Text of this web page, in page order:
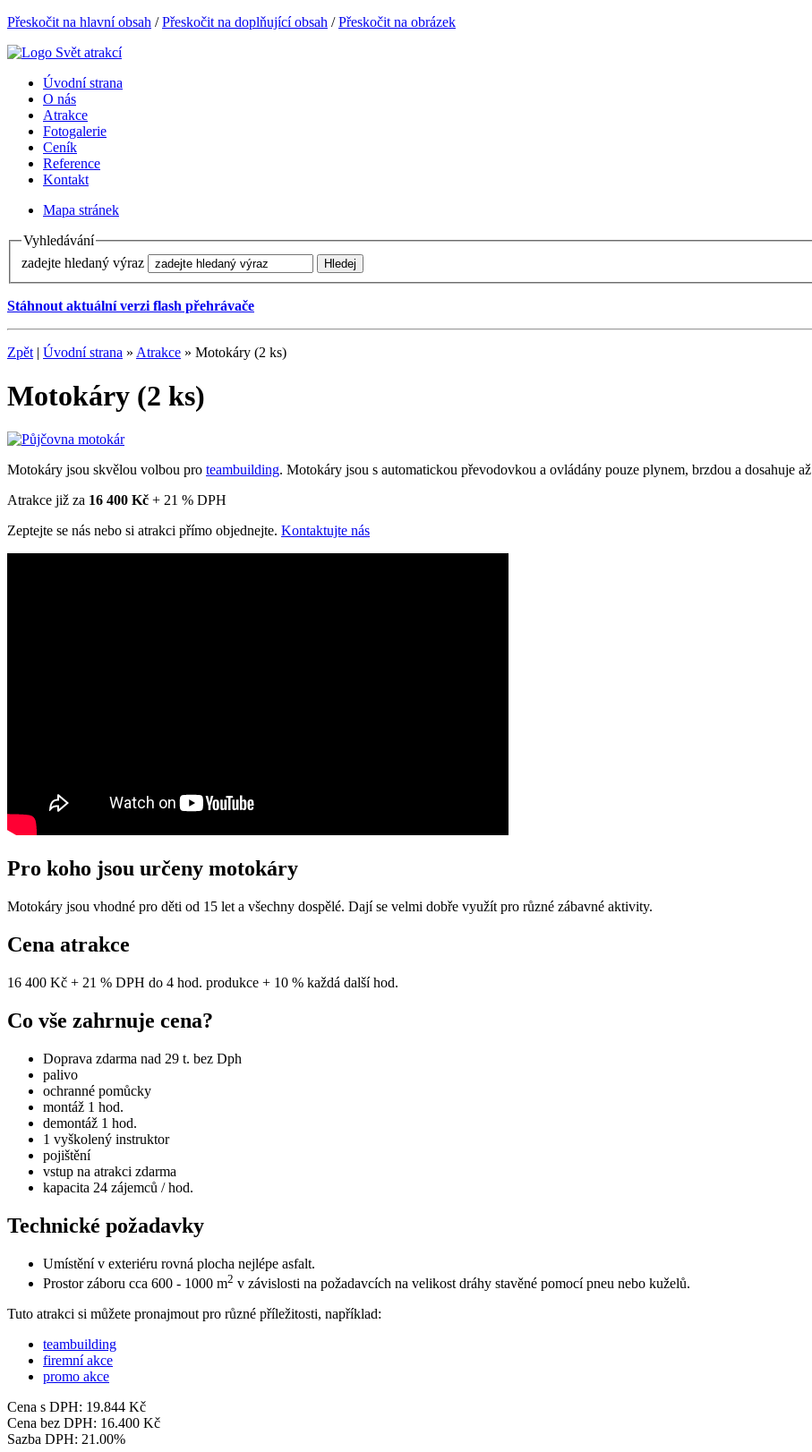
Přeskočit na hlavní obsah /Přeskočit na doplňující obsah /Přeskočit na obrázek
Úvodní strana
O nás
Atrakce
Fotogalerie
Ceník
Reference
Kontakt
Mapa stránek
Vyhledávání
zadejte hledaný výraz
Stáhnout aktuální verzi flash přehrávače
Zpět | Úvodní strana » Atrakce » Motokáry (2 ks)
Motokáry (2 ks)
Motokáry jsou skvělou volbou pro teambuilding. Motokáry jsou s automatickou převodovkou a ovládány pouze plynem, brzdou a dosahuje až
Atrakce již za 16 400 Kč + 21 % DPH
Zeptejte se nás nebo si atrakci přímo objednejte. Kontaktujte nás
Pro koho jsou určeny motokáry
Motokáry jsou vhodné pro děti od 15 let a všechny dospělé. Dají se velmi dobře využít pro různé zábavné aktivity.
Cena atrakce
16 400 Kč + 21 % DPH do 4 hod. produkce + 10 % každá další hod.
Co vše zahrnuje cena?
Doprava zdarma nad 29 t. bez Dph
palivo
ochranné pomůcky
montáž 1 hod.
demontáž 1 hod.
1 vyškolený instruktor
pojištění
vstup na atrakci zdarma
kapacita 24 zájemců / hod.
Technické požadavky
Umístění v exteriéru rovná plocha nejlépe asfalt.
Prostor záboru cca 600 - 1000 m2 v závislosti na požadavcích na velikost dráhy stavěné pomocí pneu nebo kuželů.
Tuto atrakci si můžete pronajmout pro různé příležitosti, například:
teambuilding
firemní akce
promo akce
Cena s DPH: 19.844 Kč
Cena bez DPH: 16.400 Kč
Sazba DPH: 21.00%